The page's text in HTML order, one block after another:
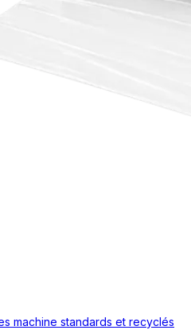
machine standards et recyclés